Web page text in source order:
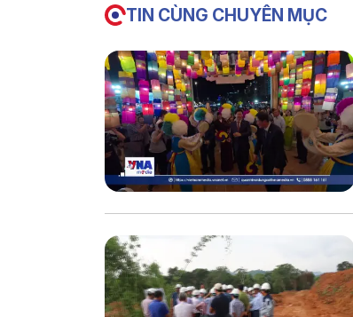
TIN CÙNG CHUYÊN MỤC